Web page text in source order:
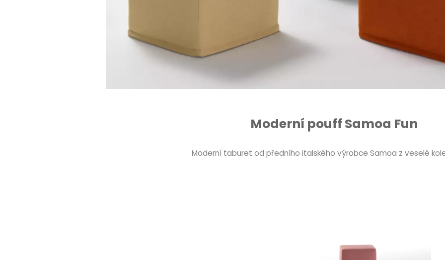
Moderní pouff Samoa Fun
Moderní taburet od předního italského výrobce Samoa z veselé